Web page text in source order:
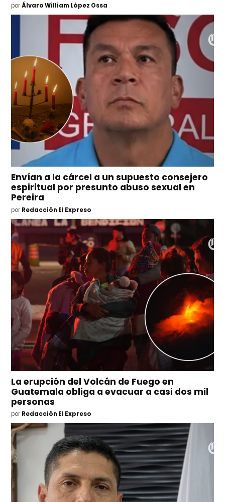
por Álvaro William López Ossa
Envían a la cárcel a un supuesto consejero
espiritual por presunto abuso sexual en
Pereira
por Redacción El Expreso
La erupción del Volcán de Fuego en
Guatemala obliga a evacuar a casi dos mil
personas
por Redacción El Expreso